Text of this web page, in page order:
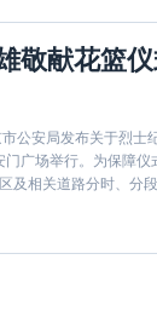
敬献花篮
公安局发布关于烈士
广场举行。为保障
及相关道路分时、分